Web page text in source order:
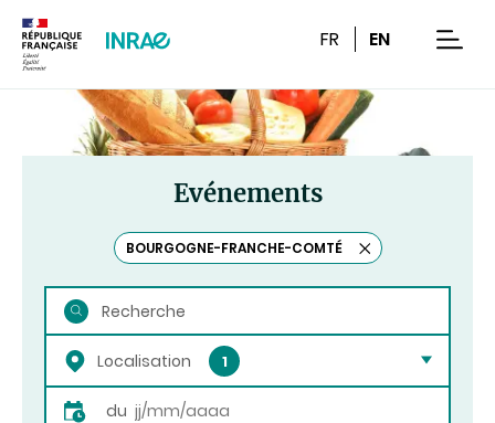
FR EN
Evénements
BOURGOGNE-FRANCHE-COMTÉ
undefined
Rechercher
Localisation
Dates
du